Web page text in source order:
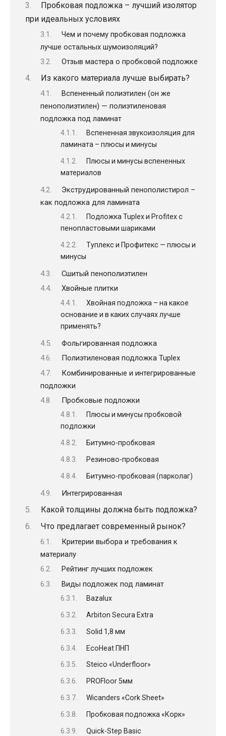
Пробковая подложка – лучший изолятор
при идеальных условиях
Чем и почему пробковая подложка
лучше остальных шумоизоляций?
Отзыв мастера о пробковой подложке
Из какого материала лучше выбирать?
Вспененный полиэтилен (он же
пенополиэтилен) — полиэтиленовая
подложка под ламинат
Вспененная звукоизоляция для
ламината – плюсы и минусы
Плюсы и минусы вспененных
материалов
Экструдированный пенополистирол –
как подложка для ламината
Подложка Tuplex и Profitex с
пенопластовыми шариками
Туплекс и Профитекс — плюсы и
минусы
Сшитый пенополиэтилен
Хвойные плитки
Хвойная подложка – на какое
основание и в каких случаях лучше
применять?
Фольгированная подложка
Полиэтиленовая подложка Tuplex
Комбинированные и интегрированные
подложки
Пробковые подложки
Плюсы и минусы пробковой
подложки
Битумно-пробковая
Резиново-пробковая
Битумно-пробковая (парколаг)
Интегрированная
Какой толщины должна быть подложка?
Что предлагает современный рынок?
Критерии выбора и требования к
материалу
Рейтинг лучших подложек
Виды подложек под ламинат
Bazalux
Arbiton Secura Extra
Solid 1,8 мм
EcoHeat ПНП
Steico «Underfloor»
PROFloor 5мм
Wicanders «Cork Sheet»
Пробковая подложка «Корк»
Quick-Step Basic